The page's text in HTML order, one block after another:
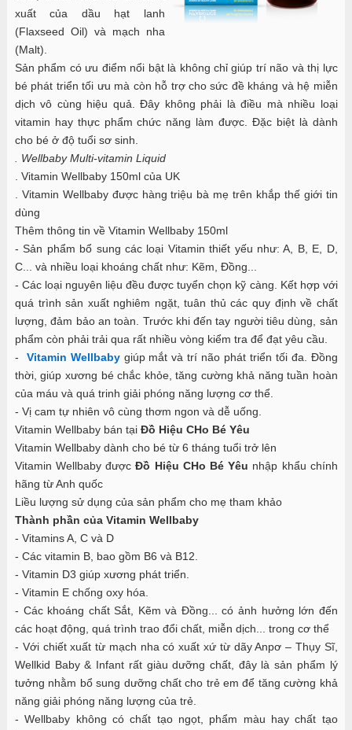
xuất của dầu hạt lanh
(Flaxseed Oil) và mạch nha
(Malt).
Sản phẩm có ưu điểm nổi bật là không chỉ giúp trí não và thị lực
bé phát triển tối ưu mà còn hỗ trợ cho sức đề kháng và hệ miễn
dịch vô cùng hiệu quả. Đây không phải là điều mà nhiều loại
vitamin hay thực phẩm chức năng làm được. Đặc biệt là dành
cho bé ở độ tuổi sơ sinh.
. Wellbaby Multi-vitamin Liquid
. Vitamin Wellbaby 150ml của UK
. Vitamin Wellbaby được hàng triệu bà mẹ trên khắp thế giới tin
dùng
Thêm thông tin về Vitamin Wellbaby 150ml
- Sản phẩm bổ sung các loại Vitamin thiết yếu như: A, B, E, D,
C... và nhiều loại khoáng chất như: Kẽm, Đồng...
- Các loại nguyên liệu đều được tuyển chọn kỹ càng. Kết hợp với
quá trình sản xuất nghiêm ngặt, tuân thủ các quy định về chất
lượng, đảm bảo an toàn. Trước khi đến tay người tiêu dùng, sản
phẩm còn phải trải qua rất nhiều vòng kiểm tra để đạt yêu cầu.
- Vitamin Wellbabygiúp mắt và trí não phát triển tối đa. Đồng
thời, giúp xương bé chắc khỏe, tăng cường khả năng tuần hoàn
của máu và quá trinh giải phóng năng lượng cơ thể.
- Vị cam tự nhiên vô cùng thơm ngon và dễ uống.
Vitamin Wellbaby bán tại Đồ Hiệu CHo Bé Yêu
Vitamin Wellbaby dành cho bé từ 6 tháng tuổi trở lên
Vitamin Wellbaby đượcĐồ Hiệu CHo Bé Yêu nhập khẩu chính
hãng từ Anh quốc
Liều lượng sử dụng của sản phẩm cho mẹ tham khảo
Thành phần của Vitamin Wellbaby
- Vitamins A, C và D
- Các vitamin B, bao gồm B6 và B12.
- Vitamin D3 giúp xương phát triển.
- Vitamin E chống oxy hóa.
- Các khoáng chất Sắt, Kẽm và Đồng... có ảnh hưởng lớn đến
các hoạt động, quá trình trao đổi chất, miễn dịch... trong cơ thể
- Với chiết xuất từ mạch nha có xuất xứ từ dãy Anpơ – Thụy Sĩ,
Wellkid Baby & Infant rất giàu dưỡng chất, đây là sản phẩm lý
tưởng nhằm bổ sung dưỡng chất cho trẻ em để tăng cường khả
năng giải phóng năng lượng của trẻ.
- Wellbaby không có chất tạo ngọt, phẩm màu hay chất tạo